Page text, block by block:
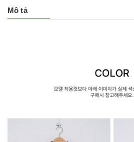
Mô tả